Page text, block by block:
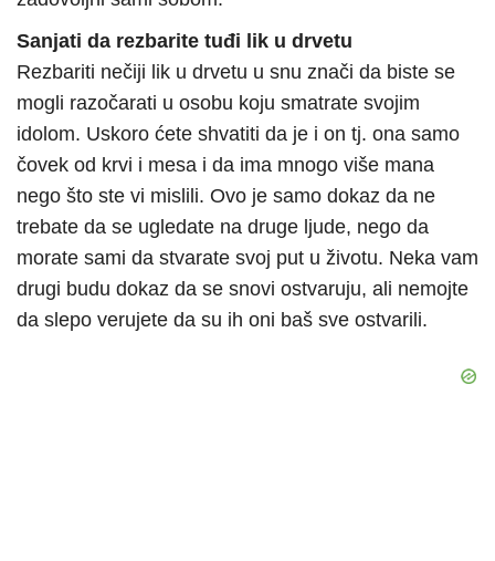
Sanjati da rezbarite tuđi lik u drvetu
Rezbariti nečiji lik u drvetu u snu znači da biste se
mogli razočarati u osobu koju smatrate svojim
idolom. Uskoro ćete shvatiti da je i on tj. ona samo
čovek od krvi i mesa i da ima mnogo više mana
nego što ste vi mislili. Ovo je samo dokaz da ne
trebate da se ugledate na druge ljude, nego da
morate sami da stvarate svoj put u životu. Neka vam
drugi budu dokaz da se snovi ostvaruju, ali nemojte
da slepo verujete da su ih oni baš sve ostvarili.